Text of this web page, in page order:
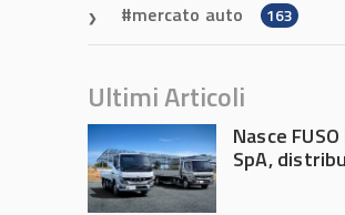
mercato auto 163
Ultimi Articoli
Nasce
SpA,